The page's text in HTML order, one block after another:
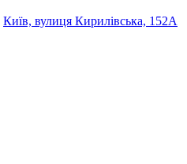
Київ, вулиця Кирилівська, 152А